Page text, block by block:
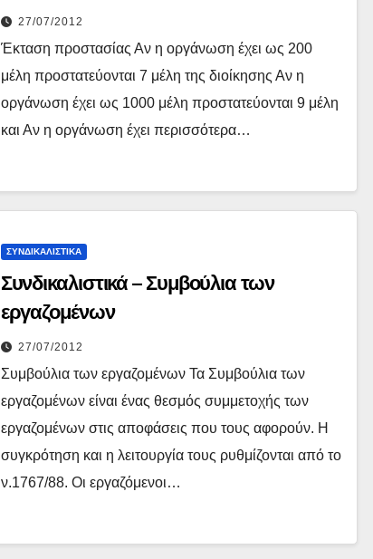
27/07/2012
Έκταση προστασίας Αν η οργάνωση έχει ως 200
μέλη προστατεύονται 7 μέλη της διοίκησης Αν η
οργάνωση έχει ως 1000 μέλη προστατεύονται 9 μέλη
και Αν η οργάνωση έχει περισσότερα…
ΣΥΝΔΙΚΑΛΙΣΤΙΚΆ
Συνδικαλιστικά – Συμβούλια των
εργαζομένων
27/07/2012
Συμβούλια των εργαζομένων Τα Συμβούλια των
εργαζομένων είναι ένας θεσμός συμμετοχής των
εργαζομένων στις αποφάσεις που τους αφορούν. Η
συγκρότηση και η λειτουργία τους ρυθμίζονται από το
ν.1767/88. Οι εργαζόμενοι…